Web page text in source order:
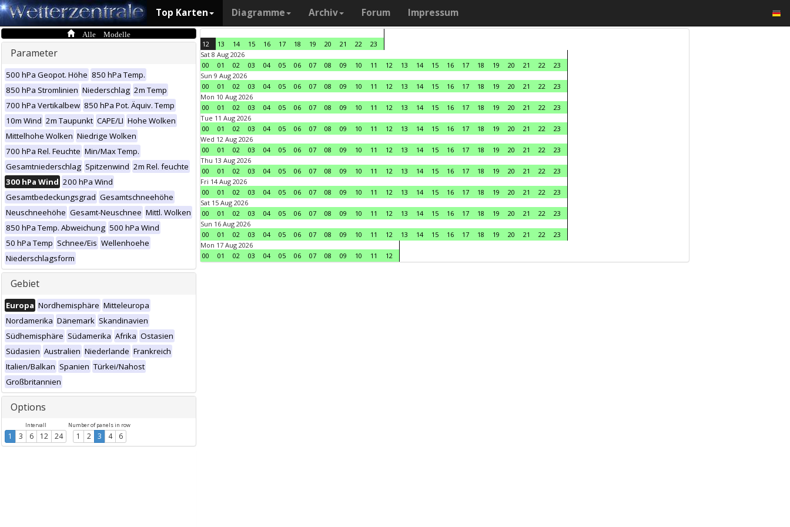
Top Karten Diagramme Archiv Forum Impressum
Alle Modelle
Parameter
500 hPa Geopot. Höhe 850 hPa Temp.
850 hPa Stromlinien Niederschlag 2m Temp
700 hPa Vertikalbew 850 hPa Pot. Äquiv. Temp
10m Wind 2m Taupunkt CAPE/LI Hohe Wolken
Mittelhohe Wolken Niedrige Wolken
700 hPa Rel. Feuchte Min/Max Temp.
Gesamtniederschlag Spitzenwind 2m Rel. feuchte
300 hPa Wind 200 hPa Wind
Gesamtbedeckungsgrad Gesamtschneehöhe
Neuschneehöhe Gesamt-Neuschnee Mittl. Wolken
850 hPa Temp. Abweichung 500 hPa Wind
50 hPa Temp Schnee/Eis Wellenhoehe
Niederschlagsform
Gebiet
Europa Nordhemisphäre Mitteleuropa
Nordamerika Dänemark Skandinavien
Südhemisphäre Südamerika Afrika Ostasien
Südasien Australien Niederlande Frankreich
Italien/Balkan Spanien Türkei/Nahost
Großbritannien
Options
Intervall
1 3 6 12 24
Number of panels in row
1 2 3 4 6
12 13 14 15 16 17 18 19 20 21 22
23
Sat 8 Aug 2026
00
01 02 03 04 05 06 07 08 09 10 11 12 13 14 15 16 17 18 19 20 21 22
23
Sun 9 Aug 2026
00
01 02 03 04 05 06 07 08 09 10 11 12 13 14 15 16 17 18 19 20 21 22
23
Mon 10 Aug 2026
00
01 02 03 04 05 06 07 08 09 10 11 12 13 14 15 16 17 18 19 20 21 22
23
Tue 11 Aug 2026
00
01 02 03 04 05 06 07 08 09 10 11 12 13 14 15 16 17 18 19 20 21 22
23
Wed 12 Aug 2026
00
01 02 03 04 05 06 07 08 09 10 11 12 13 14 15 16 17 18 19 20 21 22
23
Thu 13 Aug 2026
00
01 02 03 04 05 06 07 08 09 10 11 12 13 14 15 16 17 18 19 20 21 22
23
Fri 14 Aug 2026
00
01 02 03 04 05 06 07 08 09 10 11 12 13 14 15 16 17 18 19 20 21 22
23
Sat 15 Aug 2026
00
01 02 03 04 05 06 07 08 09 10 11 12 13 14 15 16 17 18 19 20 21 22
23
Sun 16 Aug 2026
00
01 02 03 04 05 06 07 08 09 10 11 12 13 14 15 16 17 18 19 20 21 22
23
Mon 17 Aug 2026
00
01 02 03 04 05 06 07 08 09 10 11 12